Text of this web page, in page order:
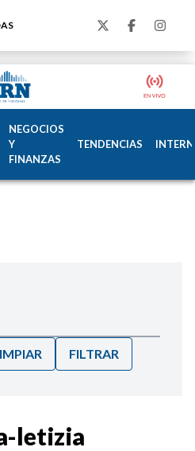
NEGOCIOS
Y
FINANZAS
TENDENCIAS
FILTRAR
letizia